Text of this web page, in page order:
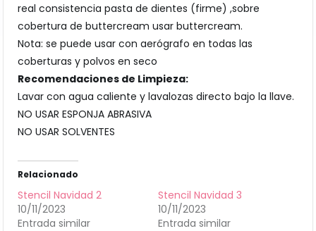
real consistencia pasta de dientes (firme) ,sobre
cobertura de buttercream usar buttercream.
Nota: se puede usar con aerógrafo en todas las
coberturas y polvos en seco
Recomendaciones de Limpieza:
Lavar con agua caliente y lavalozas directo bajo la llave.
NO USAR ESPONJA ABRASIVA
NO USAR SOLVENTES
Relacionado
Stencil Navidad 2
10/11/2023
Entrada similar
Stencil Navidad 3
10/11/2023
Entrada similar